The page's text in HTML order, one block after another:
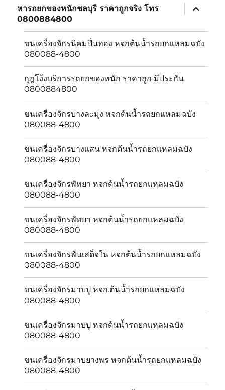
หารถยกของหนักชลบุรี ราคาถูกจริง โทร
0800884800
expand
child
ขนเครื่องจักรนิคมปิ่นทอง หจกต้นน้ำรถยกแหลมฉบัง
080088-4800
กุฎโง้งบริการรถยกของหนัก ราคาถูก มีประกัน
0800884800
ขนเครื่องจักรบางละมุง หจกต้นน้ำรถยกแหลมฉบัง
080088-4800
ขนเครื่องจักรบางเเสน หจกต้นน้ำรถยกแหลมฉบัง
080088-4800
ขนเครื่องจักรพัทยา หจกต้นน้ำรถยกแหลมฉบัง
080088-4800
ขนเครื่องจักรพัทยา หจกต้นน้ำรถยกแหลมฉบัง
080088-4800
ขนเครื่องจักรพันเสด็จใน หจกต้นน้ำรถยกแหลมฉบัง
080088-4800
ขนเครื่องจักรมาบปู หจก.ต้นน้ำรถยกแหลมฉบัง
080088-4800
ขนเครื่องจักรมาบปู หจกต้นน้ำรถยกแหลมฉบัง
080088-4800
ขนเครื่องจักรมาบยางพร หจกต้นน้ำรถยกแหลมฉบัง
080088-4800